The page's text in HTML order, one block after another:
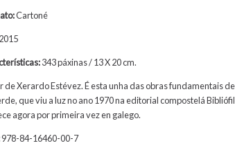
Cartoné
2015
343 páxinas / 13 X 20 cm.
de Xerardo Estévez. É esta unha das obras fundamentais
que viu a luz no ano 1970 na editorial compostelá
agora por primeira vez en galego.
978-84-16460-00-7